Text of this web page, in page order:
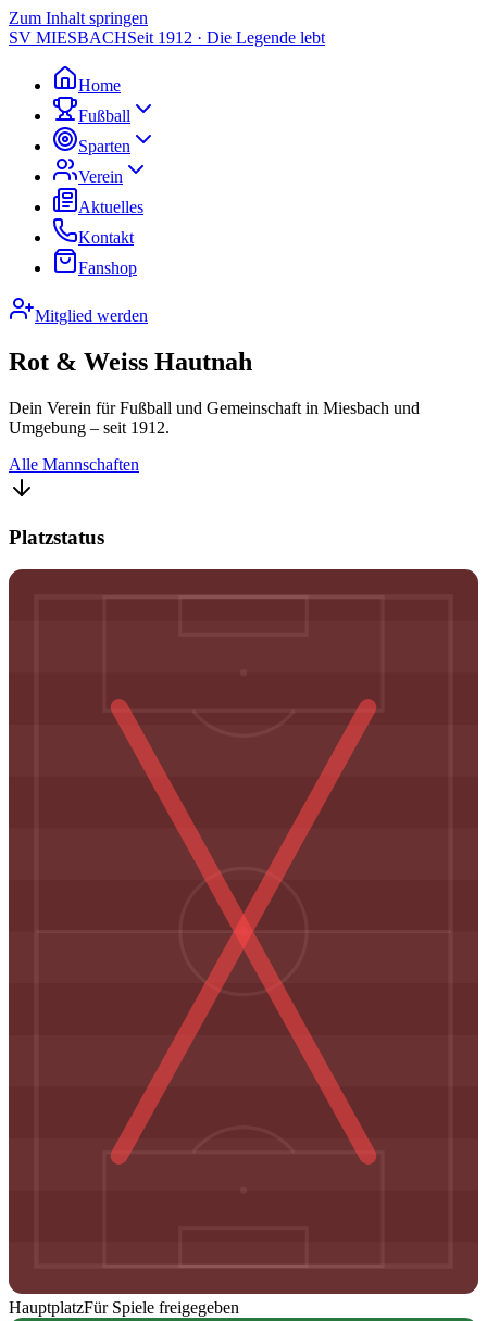
Zum Inhalt springen
SV MIESBACHSeit 1912 · Die Legende lebt
Home
Fußball
Sparten
Verein
Aktuelles
Kontakt
Fanshop
Mitglied werden
Rot & Weiss Hautnah
Dein Verein für Fußball und Gemeinschaft in Miesbach und
Umgebung – seit 1912.
Alle Mannschaften
Platzstatus
HauptplatzFür Spiele freigegeben